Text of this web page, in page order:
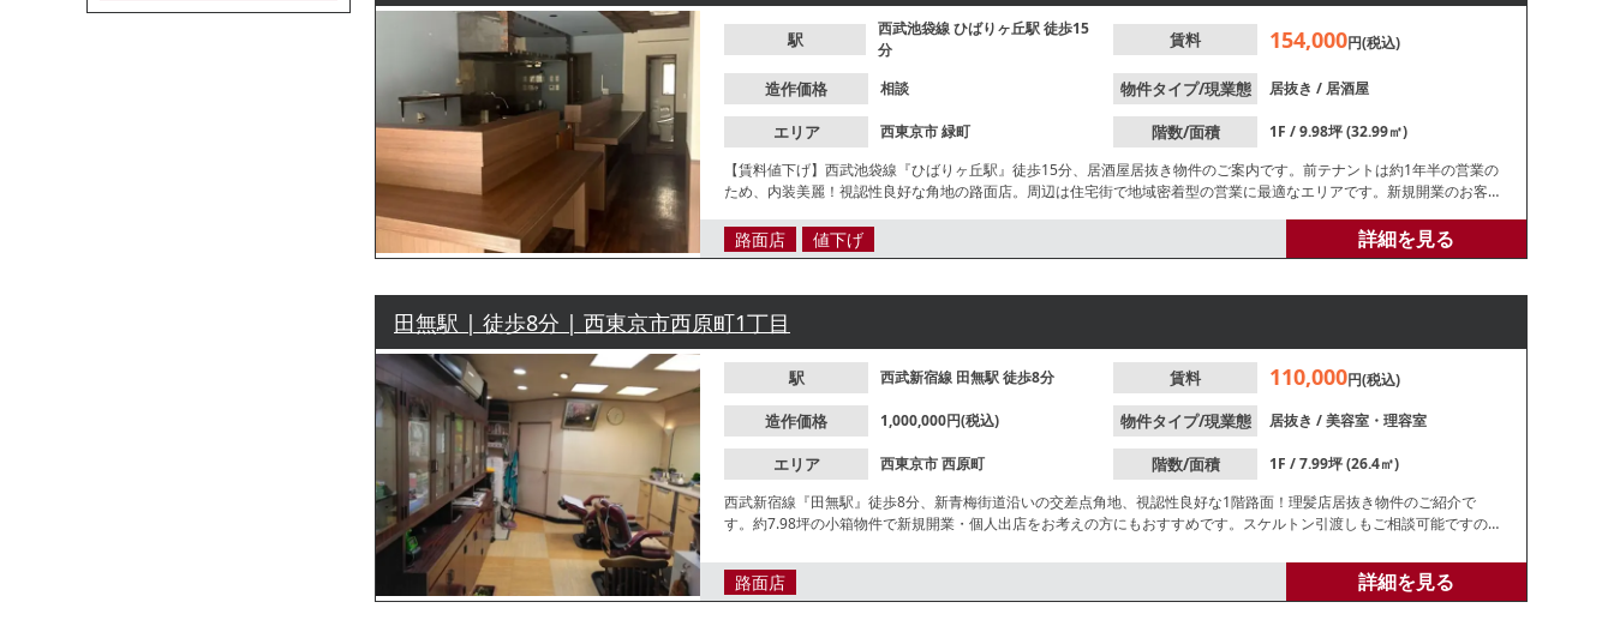
駅
西武池袋線ひばりヶ丘駅徒歩15
分
賃料 154,000円(税込)
造作価格 相談 物件タイプ/現業態 居抜き / 居酒屋
エリア 西東京市緑町 階数/面積
1F / 9.98坪 (32.99㎡)
【賃料値下げ】西武池袋線『ひばりヶ丘駅』徒歩15分、居酒屋居抜き物件のご案内です。前テナントは約1年半の営業の
ため、内装美麗！視認性良好な角地の路面店。周辺は住宅街で地域密着型の営業に最適なエリアです。新規開業のお客様
路面店 値下げ 詳細を見る
田無駅 | 徒歩8分 | 西東京市西原町1丁目
駅 西武新宿線 田無駅徒歩8分 賃料 110,000円(税込)
造作価格 1,000,000円(税込) 物件タイプ/現業態 居抜き /美容室・理容室
エリア 西東京市西原町 階数/面積
1F / 7.99坪 (26.4㎡)
西武新宿線『田無駅』徒歩8分、新青梅街道沿いの交差点角地、視認性良好な1階路面！理髪店居抜き物件のご紹介で
す。約7.98坪の小箱物件で新規開業・個人出店をお考えの方にもおすすめです。スケルトン引渡しもご相談可能ですの
路面店 詳細を見る